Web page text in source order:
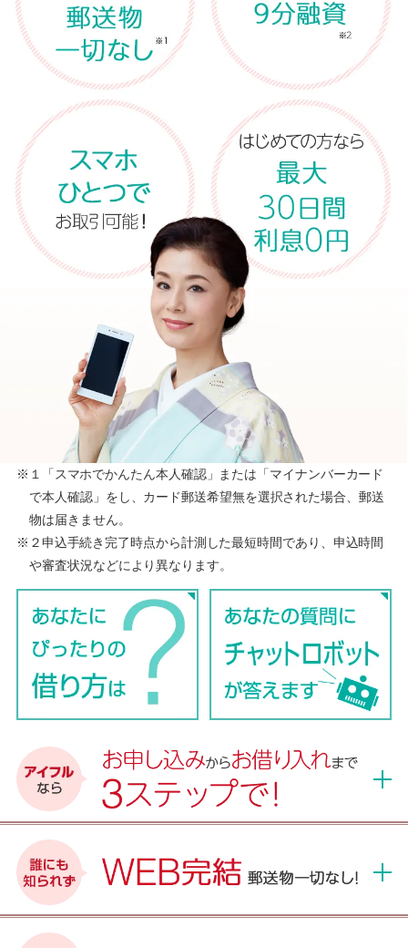
※１「スマホでかんたん本人確認」または「マイナンバーカード
で本人確認」をし、カード郵送希望無を選択された場合、郵送
物は届きません。
※２申込手続き完了時点から計測した最短時間であり、申込時間
や審査状況などにより異なります。